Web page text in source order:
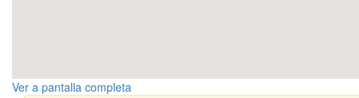
Ver a pantalla completa